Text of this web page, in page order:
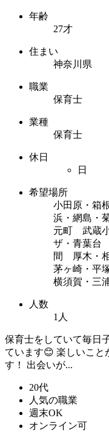
年齢
27才
住まい
神奈川県
職業
保育士
業種
保育士
休日
日
希望場所
小田原・箱
浜・網島・
元町 武蔵
ザ・青葉台
間 厚木・
茅ヶ崎・
横須賀・三
人数
1人
保育士をしていて毎日
ています😊 楽しいこと
す！ 出会いが...
20代
人気の職業
週末OK
オンライン可